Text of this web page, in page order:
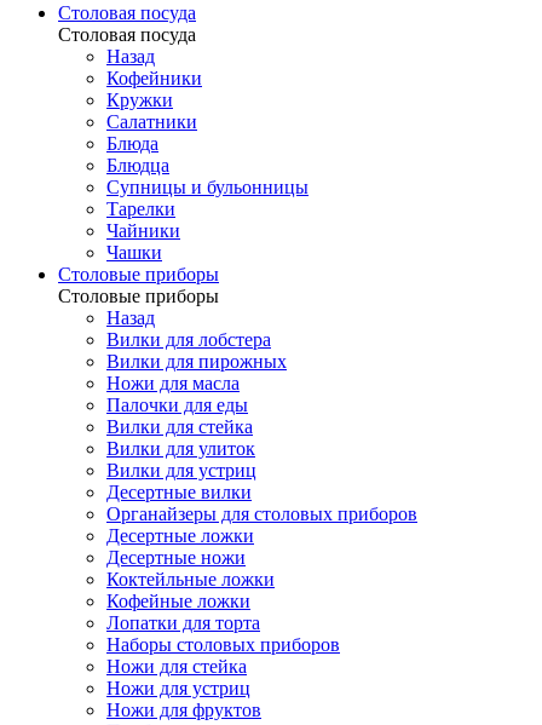
Столовая посуда
Столовая посуда
Назад
Кофейники
Кружки
Салатники
Блюда
Блюдца
Супницы и бульонницы
Тарелки
Чайники
Чашки
Cтоловые приборы
Cтоловые приборы
Назад
Вилки для лобстера
Вилки для пирожных
Ножи для масла
Палочки для еды
Вилки для стейка
Вилки для улиток
Вилки для устриц
Десертные вилки
Органайзеры для столовых приборов
Десертные ложки
Десертные ножи
Коктейльные ложки
Кофейные ложки
Лопатки для торта
Наборы столовых приборов
Ножи для стейка
Ножи для устриц
Ножи для фруктов